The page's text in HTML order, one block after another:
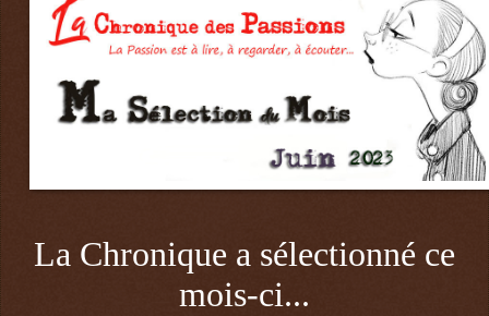
La Chronique a sélectionné ce
mois-ci...